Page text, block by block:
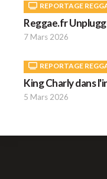
REPORTAGE
Reggae.fr
7 Mars 2026
REPORTAGE
King Charly dans
5 Mars 2026